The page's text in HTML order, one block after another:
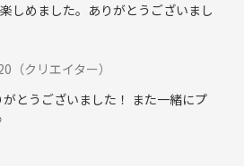
しめました。ありがとうございまし
（クリエイター）
とうございました！ また一緒にプ